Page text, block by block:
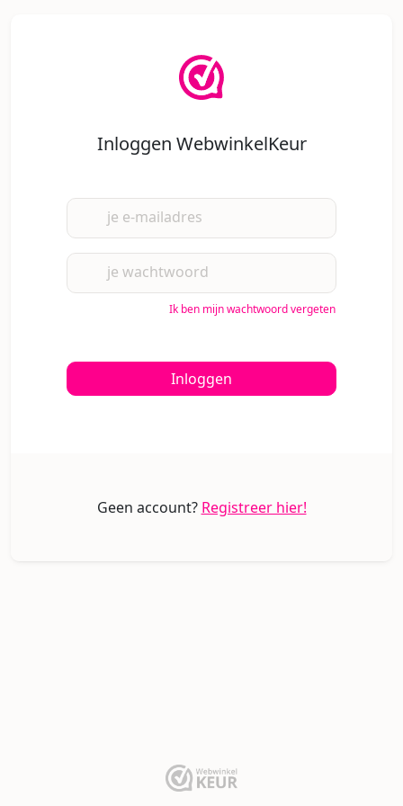
Inloggen WebwinkelKeur
je e-mailadres
je wachtwoord
Ik ben mijn wachtwoord vergeten
Inloggen
Geen account? Registreer hier!